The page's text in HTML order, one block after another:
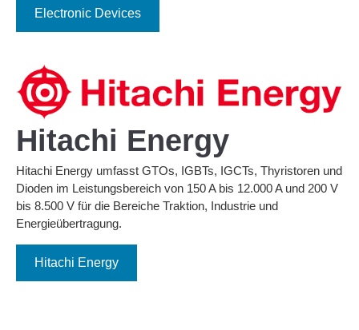
Electronic Devices
Hitachi Energy
Hitachi Energy umfasst GTOs, IGBTs, IGCTs, Thyristoren und
Dioden im Leistungsbereich von 150 A bis 12.000 A und 200 V
bis 8.500 V für die Bereiche Traktion, Industrie und
Energieübertragung.
Hitachi Energy